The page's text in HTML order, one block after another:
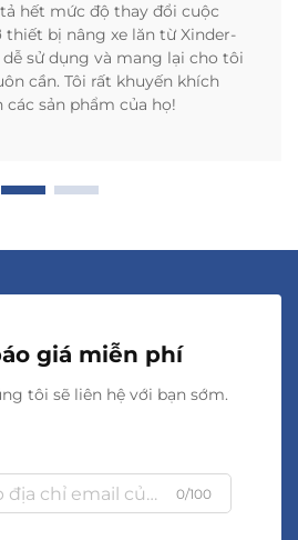
hết mức độ thay đổi cuộc
bị nâng xe lăn từ Xinder-
dễ sử dụng và mang lại cho tôi
cần. Tôi rất khuyến khích
sản phẩm của họ!
giá miễn phí
tôi sẽ liên hệ với bạn sớm.
0/100